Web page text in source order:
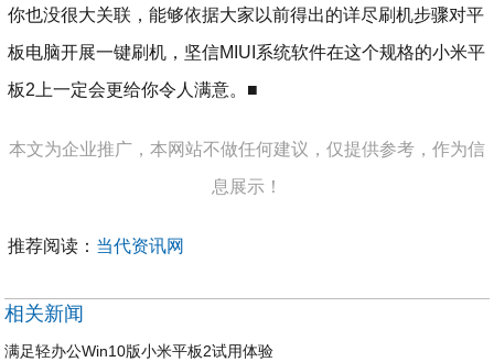
你也没很大关联，能够依据大家以前得出的详尽刷机步骤对平
板电脑开展一键刷机，坚信MIUI系统软件在这个规格的小米平
板2上一定会更给你令人满意。■
本文为企业推广，本网站不做任何建议，仅提供参考，作为信
息展示！
推荐阅读： 当代资讯网
相关新闻
满足轻办公Win10版小米平板2试用体验